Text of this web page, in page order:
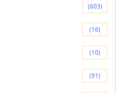
(603)
(16)
(10)
(91)